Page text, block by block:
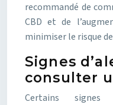
recommandé de
CBD et de
minimiser le risque
Signes
consulter
Certains signes